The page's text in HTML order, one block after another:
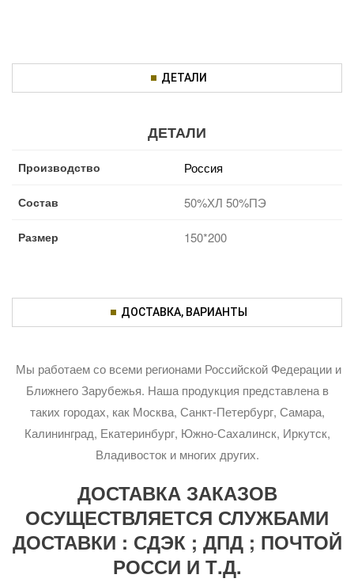
ДЕТАЛИ
ДЕТАЛИ
Производство Россия
Состав 50%ХЛ 50%ПЭ
Размер 150*200
ДОСТАВКА, ВАРИАНТЫ
Мы работаем со всеми регионами Российской Федерации и
Ближнего Зарубежья. Наша продукция представлена в
таких городах, как Москва, Санкт-Петербург, Самара,
Калининград, Екатеринбург, Южно-Сахалинск, Иркутск,
Владивосток и многих других.
ДОСТАВКА ЗАКАЗОВ
ОСУЩЕСТВЛЯЕТСЯ СЛУЖБАМИ
ДОСТАВКИ : СДЭК ; ДПД ; ПОЧТОЙ
РОССИ И Т.Д.